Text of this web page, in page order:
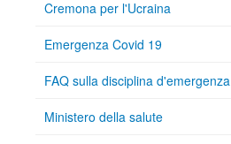
Cremona per l'Ucraina
Emergenza Covid 19
FAQ sulla disciplina d'emergenza
Ministero della salute